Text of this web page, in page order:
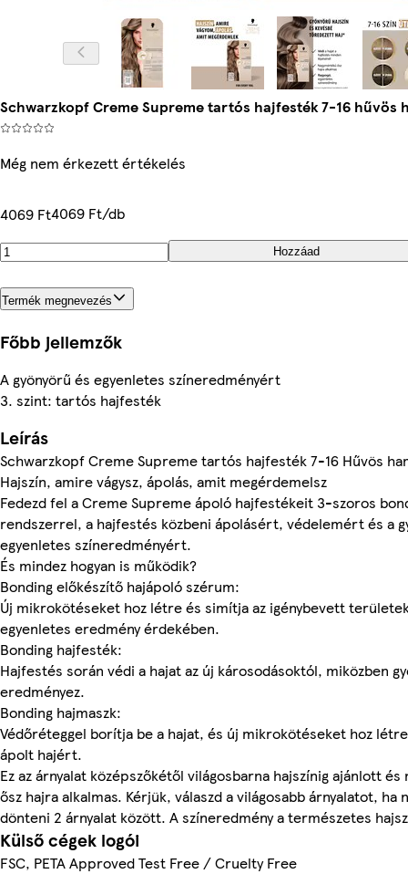
Schwarzkopf Creme Supreme tartós hajfesték 7-16 hűvös
Még nem érkezett értékelés
4069 Ft4069 Ft/db
Hozzáad
Termék megnevezés
Főbb jellemzők
A gyönyörű és egyenletes színeredményért
3. szint: tartós hajfesték
Leírás
Schwarzkopf Creme Supreme tartós hajfesték 7-16 Hűvös
Hajszín, amire vágysz, ápolás, amit megérdemelsz
Fedezd fel a Creme Supreme ápoló hajfestékeit 3-szoros
rendszerrel, a hajfestés közbeni ápolásért, védelemért és a
egyenletes színeredményért.
És mindez hogyan is működik?
Bonding előkészítő hajápoló szérum:
Új mikrokötéseket hoz létre és simítja az igénybevett
egyenletes eredmény érdekében.
Bonding hajfesték:
Hajfestés során védi a hajat az új károsodásoktól, miközben
eredményez.
Bonding hajmaszk:
Védőréteggel borítja be a hajat, és új mikrokötéseket hoz
ápolt hajért.
Ez az árnyalat középszőkétől világosbarna hajszínig ajánlott
ősz hajra alkalmas. Kérjük, válaszd a világosabb árnyalatot, ha
dönteni 2 árnyalat között. A színeredmény a természetes
Külső cégek logói
FSC, PETA Approved Test Free / Cruelty Free